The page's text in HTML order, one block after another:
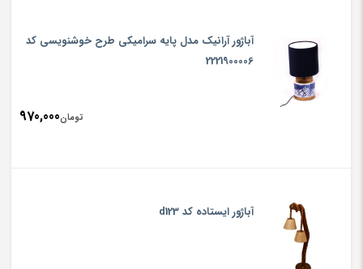
آباژور آرانیک مدل پایه سرامیکی طرح خوشنویسی کد
2221900006
تومان970,000
آباژور ایستاده کد d123